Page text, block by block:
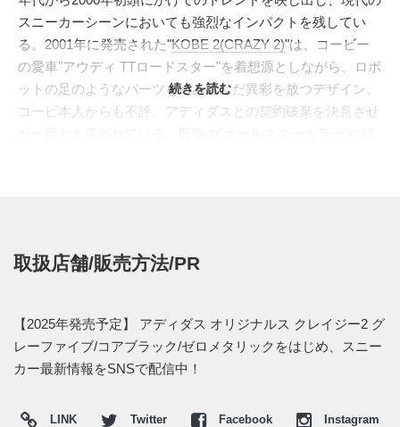
スニーカーシーンにおいても強烈なインパクトを残してい
る。2001年に発売された"KOBE 2(CRAZY 2)"は、コービー
の愛車"アウディ TTロードスター"を着想源としながら、ロボ
ットの足のようなパーツを組み込んだ異彩を放つデザイン。
コービ本人からも不評、アディダスとの契約破棄を決意させ
れた"問題作"は、アンチモード的な魅力を放ち、四半世紀を
$160。また新たな情報が入り次第、スニーカーウォーズの
Twitter や Facebookなどで報告したい。
続きを読む
取扱店舗/販売方法/PR
【2025年発売予定】 アディダス オリジナルス クレイジー2 グ
レーファイブ/コアブラック/ゼロメタリックをはじめ、スニー
カー最新情報をSNSで配信中！
LINK Twitter Facebook Instagram